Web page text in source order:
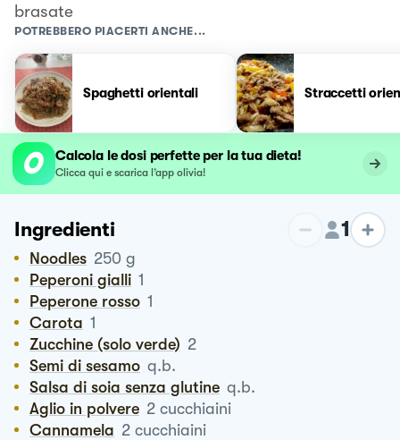
brasate
POTREBBERO PIACERTI ANCHE...
Spaghetti orientali Straccetti
Calcola le dosi perfette per la tua dieta!
Clicca qui e scarica l’app olivia!
Ingredienti 1
Noodles 250 g
Peperoni gialli 1
Peperone rosso 1
Carota 1
Zucchine (solo verde) 2
Semi di sesamo q.b.
Salsa di soia senza glutine q.b.
Aglio in polvere 2 cucchiaini
Cannamela 2 cucchiaini